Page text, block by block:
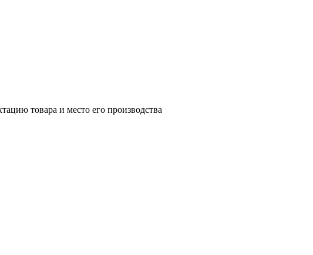
товара и место его производства